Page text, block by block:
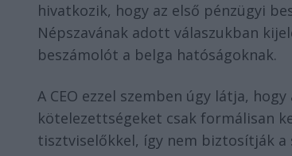
hivatkozik, hogy az első pénzügyi
Népszavának adott válaszukban
beszámolót a belga hatóságoknak.
A CEO ezzel szemben úgy látja,
kötelezettségeket csak formálisan
tisztviselőkkel, így nem biztosítják